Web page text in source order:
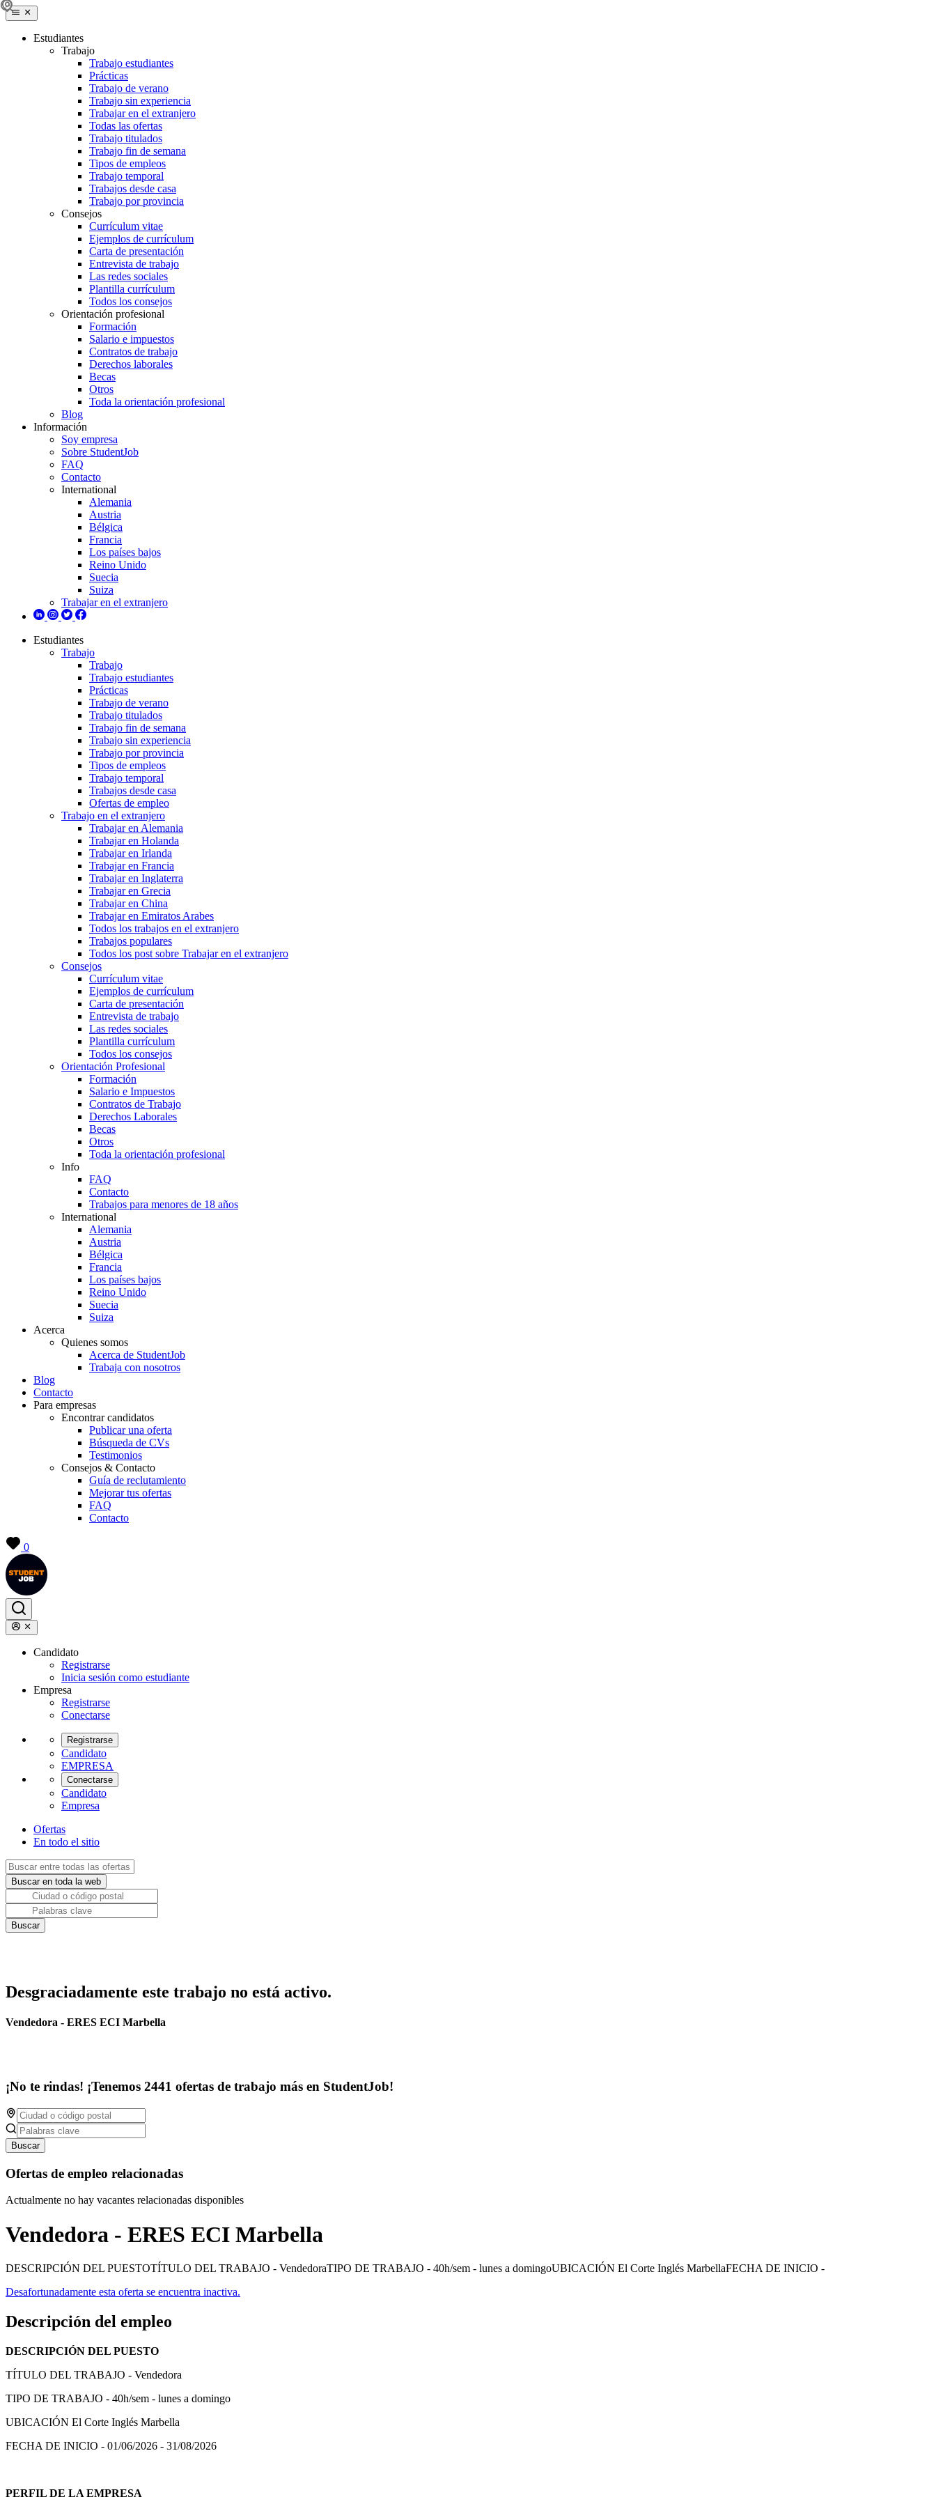
Estudiantes
Trabajo
Trabajo estudiantes
Prácticas
Trabajo de verano
Trabajo sin experiencia
Trabajar en el extranjero
Todas las ofertas
Trabajo titulados
Trabajo fin de semana
Tipos de empleos
Trabajo temporal
Trabajos desde casa
Trabajo por provincia
Consejos
Currículum vitae
Ejemplos de currículum
Carta de presentación
Entrevista de trabajo
Las redes sociales
Plantilla currículum
Todos los consejos
Orientación profesional
Formación
Salario e impuestos
Contratos de trabajo
Derechos laborales
Becas
Otros
Toda la orientación profesional
Blog
Información
Soy empresa
Sobre StudentJob
FAQ
Contacto
International
Alemania
Austria
Bélgica
Francia
Los países bajos
Reino Unido
Suecia
Suiza
Trabajar en el extranjero
Estudiantes
Trabajo
Trabajo
Trabajo estudiantes
Prácticas
Trabajo de verano
Trabajo titulados
Trabajo fin de semana
Trabajo sin experiencia
Trabajo por provincia
Tipos de empleos
Trabajo temporal
Trabajos desde casa
Ofertas de empleo
Trabajo en el extranjero
Trabajar en Alemania
Trabajar en Holanda
Trabajar en Irlanda
Trabajar en Francia
Trabajar en Inglaterra
Trabajar en Grecia
Trabajar en China
Trabajar en Emiratos Arabes
Todos los trabajos en el extranjero
Trabajos populares
Todos los post sobre Trabajar en el extranjero
Consejos
Currículum vitae
Ejemplos de currículum
Carta de presentación
Entrevista de trabajo
Las redes sociales
Plantilla currículum
Todos los consejos
Orientación Profesional
Formación
Salario e Impuestos
Contratos de Trabajo
Derechos Laborales
Becas
Otros
Toda la orientación profesional
Info
FAQ
Contacto
Trabajos para menores de 18 años
International
Alemania
Austria
Bélgica
Francia
Los países bajos
Reino Unido
Suecia
Suiza
Acerca
Quienes somos
Acerca de StudentJob
Trabaja con nosotros
Blog
Contacto
Para empresas
Encontrar candidatos
Publicar una oferta
Búsqueda de CVs
Testimonios
Consejos & Contacto
Guía de reclutamiento
Mejorar tus ofertas
FAQ
Contacto
0
Candidato
Registrarse
Inicia sesión como estudiante
Empresa
Registrarse
Conectarse
Registrarse
Candidato
EMPRESA
Conectarse
Candidato
Empresa
Ofertas
En todo el sitio
Desgraciadamente este trabajo no está activo.
Vendedora - ERES ECI Marbella
¡No te rindas! ¡Tenemos 2441 ofertas de trabajo más en StudentJob!
Buscar
Ofertas de empleo relacionadas
Actualmente no hay vacantes relacionadas disponibles
Vendedora - ERES ECI Marbella
DESCRIPCIÓN DEL PUESTOTÍTULO DEL TRABAJO - VendedoraTIPO DE TRABAJO - 40h/sem - lunes a domingoUBICACIÓN El Corte Inglés MarbellaFECHA DE INICIO -
Desafortunadamente esta oferta se encuentra inactiva.
Descripción del empleo
DESCRIPCIÓN DEL PUESTO
TÍTULO DEL TRABAJO - Vendedora
TIPO DE TRABAJO - 40h/sem - lunes a domingo
UBICACIÓN El Corte Inglés Marbella
FECHA DE INICIO - 01/06/2026 - 31/08/2026
PERFIL DE LA EMPRESA